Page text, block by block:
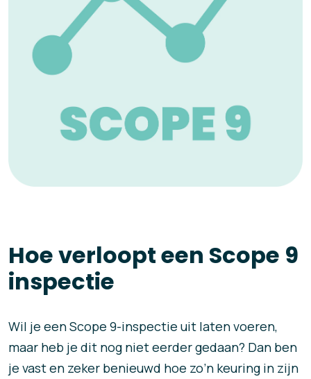
Hoe verloopt een Scope 9
inspectie
Wil je een Scope 9-inspectie uit laten voeren,
maar heb je dit nog niet eerder gedaan? Dan ben
je vast en zeker benieuwd hoe zo’n keuring in zijn